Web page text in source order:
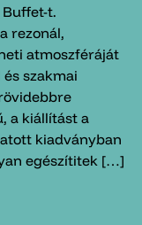
t.
rezonál,
atmoszféráját
szakmai
a kiállítást a
kiadványban
egészítitek […]